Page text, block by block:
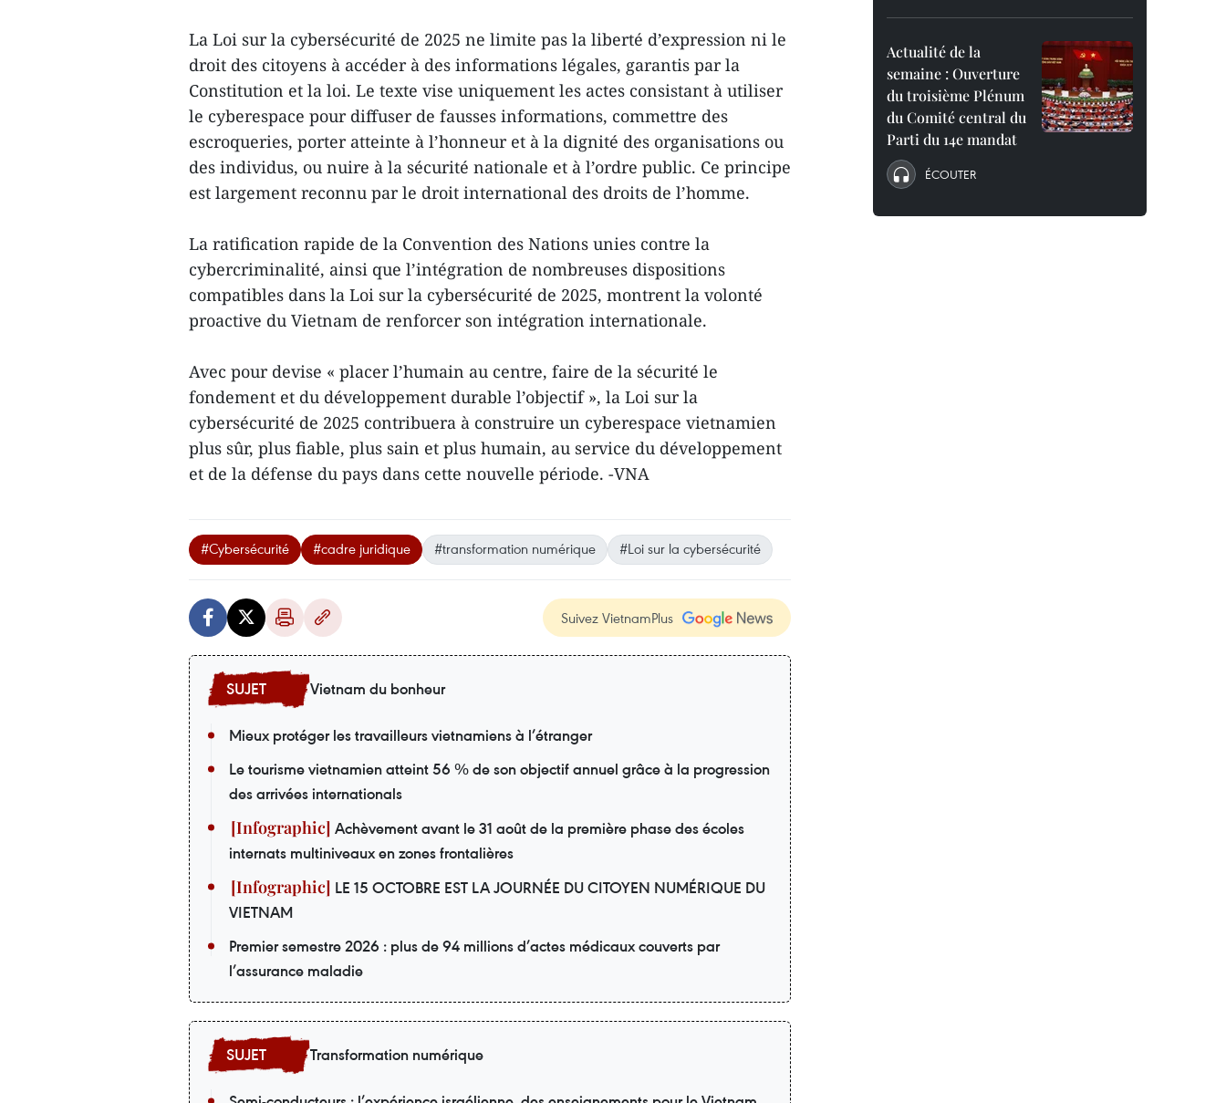
La Loi sur la cybersécurité de 2025 ne limite pas la liberté d’expression ni le
droit des citoyens à accéder à des informations légales, garantis par la
Constitution et la loi. Le texte vise uniquement les actes consistant à utiliser
le cyberespace pour diffuser de fausses informations, commettre des
escroqueries, porter atteinte à l’honneur et à la dignité des organisations ou
des individus, ou nuire à la sécurité nationale et à l’ordre public. Ce principe
est largement reconnu par le droit international des droits de l’homme.
La ratification rapide de la Convention des Nations unies contre la
cybercriminalité, ainsi que l’intégration de nombreuses dispositions
compatibles dans la Loi sur la cybersécurité de 2025, montrent la volonté
proactive du Vietnam de renforcer son intégration internationale.
Avec pour devise « placer l’humain au centre, faire de la sécurité le
fondement et du développement durable l’objectif », la Loi sur la
cybersécurité de 2025 contribuera à construire un cyberespace vietnamien
plus sûr, plus fiable, plus sain et plus humain, au service du développement
et de la défense du pays dans cette nouvelle période. -VNA
#Cybersécurité #cadre juridique #transformation numérique #Loi sur la cybersécurité
Suivez VietnamPlus
Vietnam du bonheur
Mieux protéger les travailleurs vietnamiens à l’étranger
Le tourisme vietnamien atteint 56 % de son objectif annuel grâce à la progression
des arrivées internationals
Achèvement avant le 31 août de la première phase des écoles
internats multiniveaux en zones frontalières
LE 15 OCTOBRE EST LA JOURNÉE DU CITOYEN NUMÉRIQUE DU
VIETNAM
Premier semestre 2026 : plus de 94 millions d’actes médicaux couverts par
l’assurance maladie
Transformation numérique
Actualité de la
semaine : Ouverture
du troisième Plénum
du Comité central du
Parti du 14e mandat
ÉCOUTER